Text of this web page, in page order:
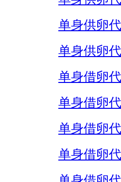
单身供卵
单身供卵
单身借卵
单身借卵
单身借卵
单身借卵